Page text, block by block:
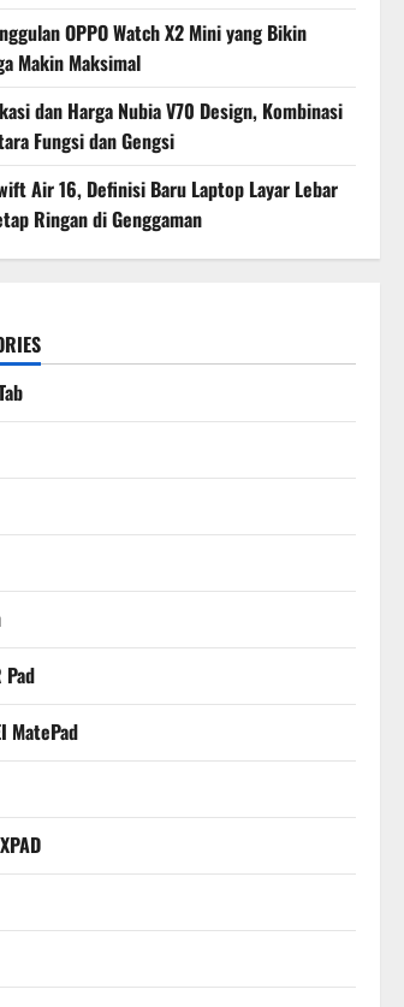
OPPO Watch X2 Mini yang Bikin
Makin Maksimal
dan Harga Nubia V70 Design, Kombinasi
Fungsi dan Gengsi
Air 16, Definisi Baru Laptop Layar Lebar
Ringan di Genggaman
Pad
MatePad